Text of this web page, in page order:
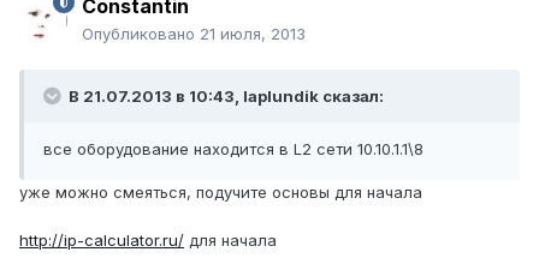
Constantin
Опубликовано 21 июля, 2013
В 21.07.2013 в 10:43, laplundik сказал:
все оборудование находится в L2 сети 10.10.1.1\8
уже можно смеяться, подучите основы для начала
http://ip-calculator.ru/ для начала